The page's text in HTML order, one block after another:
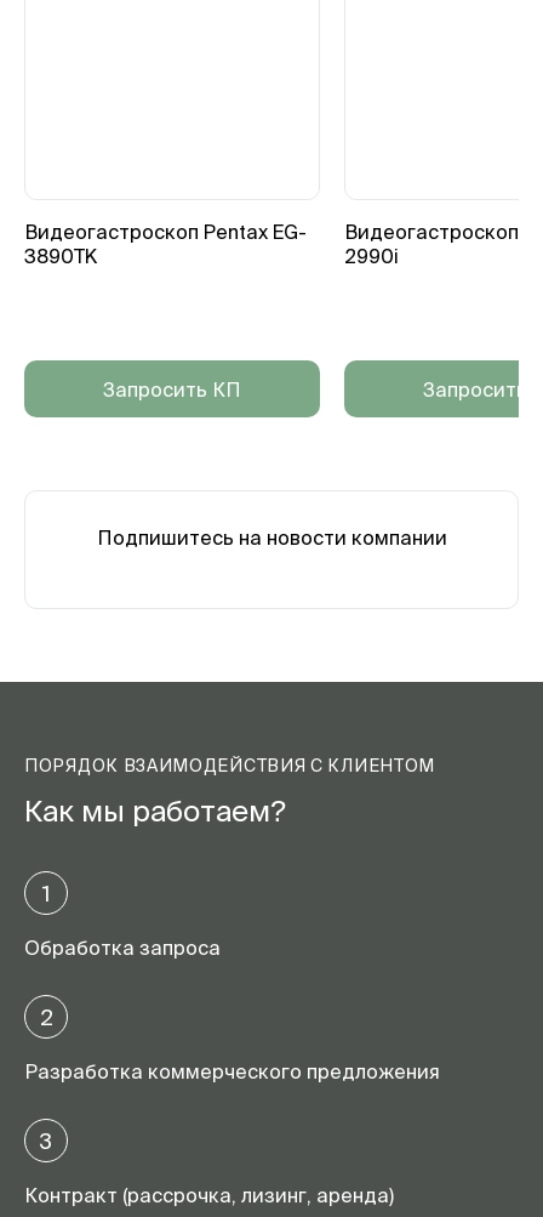
Видеогастроскоп Pentax EG-
3890TK
Запросить КП
Видеогастроскоп
2990i
Запросить
Подпишитесь на новости компании
ПОРЯДОК ВЗАИМОДЕЙСТВИЯ С КЛИЕНТОМ
Как мы работаем?
1
Обработка запроса
2
Разработка коммерческого предложения
3
Контракт (рассрочка, лизинг, аренда)